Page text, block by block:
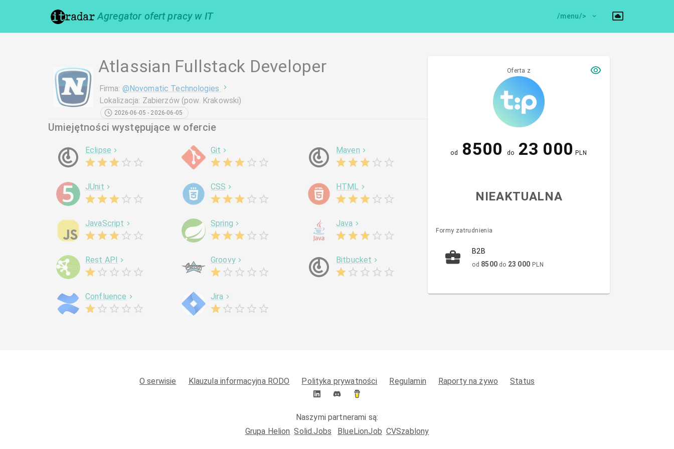
Agregator ofert pracy w IT /menu/>
Atlassian Fullstack Developer
Firma: @Novomatic Technologies
Lokalizacja: Zabierzów (pow. Krakowski)
2026-06-05 - 2026-06-05
Umiejętności występujące w ofercie
Eclipse Git Maven
JUnit CSS HTML
JavaScript Spring Java
Rest API Groovy Bitbucket
Confluence Jira
Oferta z
od 8500 do 23 000 PLN
NIEAKTUALNA
Formy zatrudnienia
B2B
od 8500 do 23 000 PLN
O serwisie Klauzula informacyjna RODO Polityka prywatności Regulamin Raporty na żywo Status
Naszymi partnerami są:
Grupa Helion Solid.Jobs BlueLionJob CVSzablony